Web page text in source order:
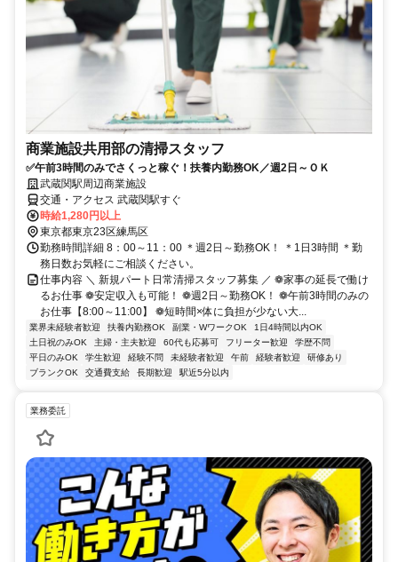
商業施設共用部の清掃スタッフ
✅午前3時間のみでさくっと稼ぐ！扶養内勤務OK／週2日～ＯＫ
武蔵関駅周辺商業施設
交通・アクセス 武蔵関駅すぐ
時給1,280円以上
東京都東京23区練馬区
勤務時間詳細 8：00～11：00 ＊週2日～勤務OK！ ＊1日3時間 ＊勤
務日数お気軽にご相談ください。
仕事内容 ＼ 新規パート日常清掃スタッフ募集 ／ ❁家事の延長で働け
るお仕事 ❁安定収入も可能！ ❁週2日～勤務OK！ ❁午前3時間のみの
お仕事【8:00～11:00】 ❁短時間×体に負担が少ない大...
業界未経験者歓迎 扶養内勤務OK 副業・WワークOK
1日4時間以内OK
土日祝のみOK
主婦・主夫歓迎 60代も応募可 フリーター歓迎
学歴不問
平日のみOK
学生歓迎 経験不問 未経験者歓迎 午前 経験者歓迎
研修あり
ブランクOK
交通費支給 長期歓迎 駅近5分以内
業務委託